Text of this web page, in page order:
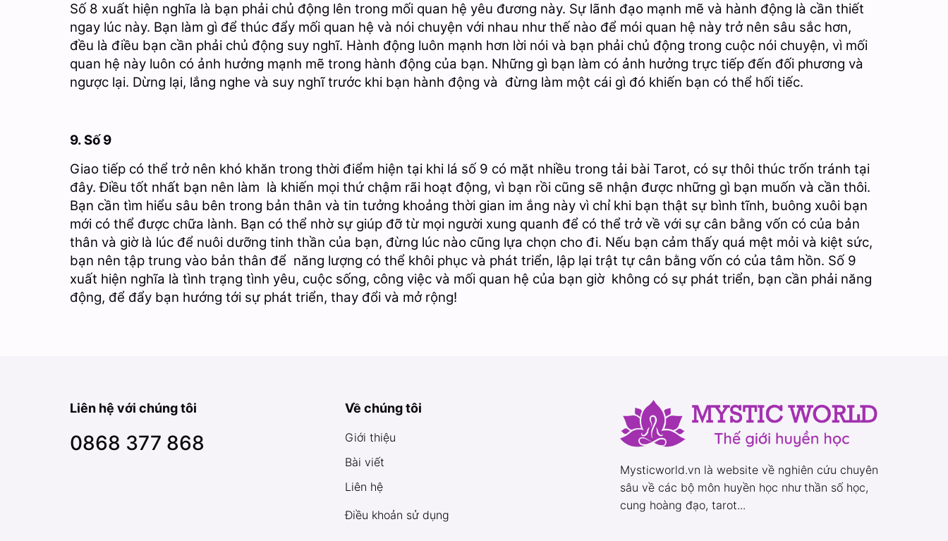
Số 8 xuất hiện nghĩa là bạn phải chủ động lên trong mối quan hệ yêu đương này. Sự lãnh đạo mạnh mẽ và hành động là cần thiết
ngay lúc này. Bạn làm gì để thúc đẩy mối quan hệ và nói chuyện với nhau như thế nào để mói quan hệ này trở nên sâu sắc hơn,
đều là điều bạn cần phải chủ động suy nghĩ. Hành động luôn mạnh hơn lời nói và bạn phải chủ động trong cuộc nói chuyện, vì mối
quan hệ này luôn có ảnh hưởng mạnh mẽ trong hành động của bạn. Những gì bạn làm có ảnh hưởng trực tiếp đến đối phương và
ngược lại. Dừng lại, lắng nghe và suy nghĩ trước khi bạn hành động và đừng làm một cái gì đó khiến bạn có thể hối tiếc.
9. Số 9
Giao tiếp có thể trở nên khó khăn trong thời điểm hiện tại khi lá số 9 có mặt nhiều trong tải bài Tarot, có sự thôi thúc trốn tránh tại
đây. Điều tốt nhất bạn nên làm là khiến mọi thứ chậm rãi hoạt động, vì bạn rồi cũng sẽ nhận được những gì bạn muốn và cần thôi.
Bạn cần tìm hiểu sâu bên trong bản thân và tin tưởng khoảng thời gian im ắng này vì chỉ khi bạn thật sự bình tĩnh, buông xuôi bạn
mới có thể được chữa lành. Bạn có thể nhờ sự giúp đỡ từ mọi người xung quanh để có thể trở về với sự cân bằng vốn có của bản
thân và giờ là lúc để nuôi dưỡng tinh thần của bạn, đừng lúc nào cũng lựa chọn cho đi. Nếu bạn cảm thấy quá mệt mỏi và kiệt sức,
bạn nên tập trung vào bản thân để năng lượng có thể khôi phục và phát triển, lập lại trật tự cân bằng vốn có của tâm hồn. Số 9
xuất hiện nghĩa là tình trạng tình yêu, cuộc sống, công việc và mối quan hệ của bạn giờ không có sự phát triển, bạn cần phải năng
động, để đẩy bạn hướng tới sự phát triển, thay đổi và mở rộng!
Liên hệ với chúng tôi
0868 377 868
Về chúng tôi
Giới thiệu
Bài viết
Liên hệ
Điều khoản sử dụng
Mysticworld.vn là website về nghiên cứu chuyên
sâu về các bộ môn huyền học như thần số học,
cung hoàng đạo, tarot...